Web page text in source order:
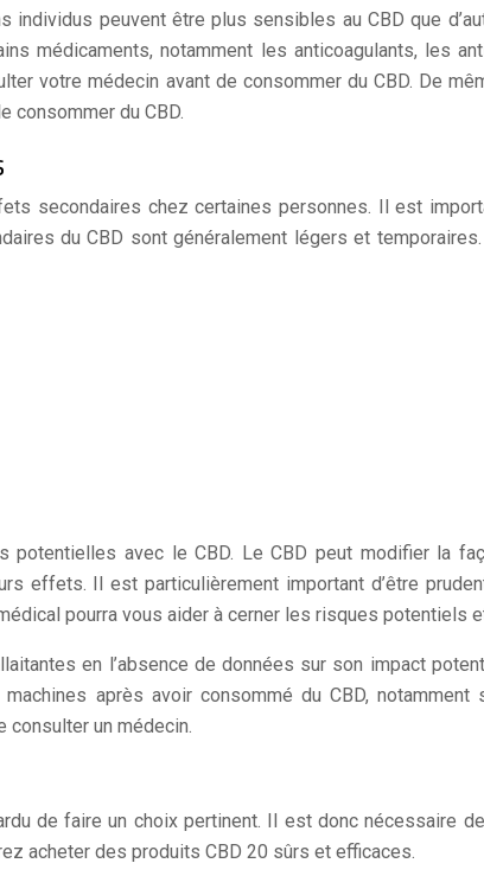
peuvent être plus sensibles au CBD que
médicaments, notamment les anticoagulants, les
votre médecin avant de consommer du CBD. De
consommer du CBD.
secondaires chez certaines personnes. Il est
du CBD sont généralement légers et
avec le CBD. Le CBD peut modifier la
effets. Il est particulièrement important d’être
pourra vous aider à cerner les risques potentiels
en l’absence de données sur son impact
après avoir consommé du CBD,
un médecin.
de faire un choix pertinent. Il est donc nécessaire
acheter des produits CBD 20 sûrs et efficaces.